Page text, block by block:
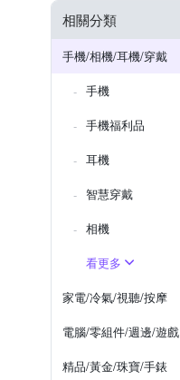
相關分類
手機/相機/耳機/穿戴
手機
手機福利品
耳機
智慧穿戴
相機
看更多
家電/冷氣/視聽/按摩
電腦/零組件/週邊/遊戲
精品/黃金/珠寶/手錶
折⬅︎ 相機大特賣